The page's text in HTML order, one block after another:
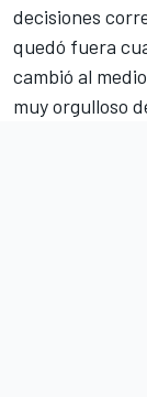
decisiones
quedó fuera
cambió al
muy orgulloso